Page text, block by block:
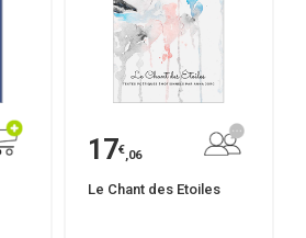
17€,06
Le Chant des Etoiles